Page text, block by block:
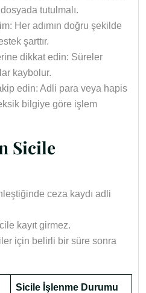
tutulmalı.
Her adımın doğru şekilde
şarttır.
dikkat edin: Süreler
kaybolur.
edin: Adli para veya hapis
bilgiye göre işlem
Sicile
ceza kaydı adli
kayıt girmez.
için belirli bir süre sonra
Sicile İşlenme Durumu